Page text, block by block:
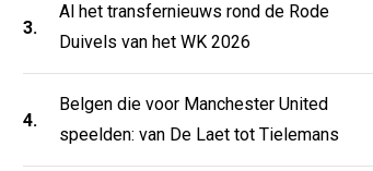
3.
Al het transfernieuws rond de Rode
Duivels van het WK 2026
4.
Belgen die voor Manchester United
speelden: van De Laet tot Tielemans